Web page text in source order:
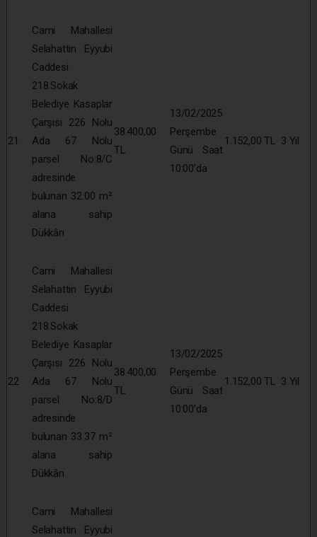
21
Cami Mahallesi
Selahattin Eyyubi
Caddesi
218.Sokak
Belediye Kasaplar
Çarşısı 226 Nolu
Ada 67 Nolu
parsel No:8/C
adresinde
bulunan 32.00 m²
alana sahip
Dükkân
38.400,00
TL
13/02/2025
Perşembe
Günü Saat
10:00’da
1.152,00 TL 3 Yıl
22
Cami Mahallesi
Selahattin Eyyubi
Caddesi
218.Sokak
Belediye Kasaplar
Çarşısı 226 Nolu
Ada 67 Nolu
parsel No:8/D
adresinde
bulunan 33.37 m²
alana sahip
Dükkân
38.400,00
TL
13/02/2025
Perşembe
Günü Saat
10:00’da
1.152,00 TL 3 Yıl
Cami Mahallesi
Selahattin Eyyubi